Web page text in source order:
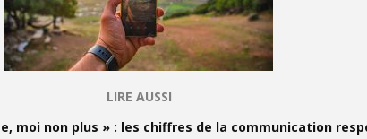
LIRE AUSSI
moi non plus » : les chiffres de la communication